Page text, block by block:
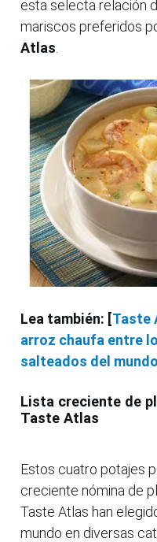
esta selecta relación
mariscos preferidos
Atlas
Lea también: [Taste
arroz chaufa entre
salteados del mundo
Lista creciente de
Taste Atlas
Estos cuatro potajes
creciente nómina de
Taste Atlas han
mundo en diversas